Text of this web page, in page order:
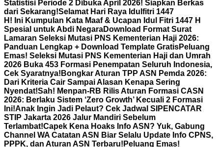
Statistisi Periode 2 Dibuka April 2026! Siapkan Berkas
dari Sekarang!Selamat Hari Raya Idulfitri 1447
H! Ini Kumpulan Kata Maaf & Ucapan Idul Fitri 1447 H
Spesial untuk Abdi NegaraDownload Format Surat
Lamaran Seleksi Mutasi PNS Kementerian Haji 2026:
Panduan Lengkap + Download Template GratisPeluang
Emas! Seleksi Mutasi PNS Kementerian Haji dan Umrah
2026 Buka 453 Formasi Penempatan Seluruh Indonesia,
Cek Syaratnya! Bongkar Aturan TPP ASN Pemda 2026:
Dari Kriteria Cair Sampai Alasan Kenapa Sering
Nyendat!Sah! Menpan-RB Rilis Aturan Formasi CASN
2026: Berlaku Sistem ‘Zero Growth’ Kecuali 2 Formasi
Ini!Anak Ingin Jadi Pelaut? Cek Jadwal SIPENCATAR
STIP Jakarta 2026 Jalur Mandiri Sebelum
Terlambat!Capek Kena Hoaks Info ASN? Yuk, Gabung
Channel WA Catatan ASN Biar Selalu Update Info CPNS,
PPPK, dan Aturan ASN Terbaru! Peluang Emas!